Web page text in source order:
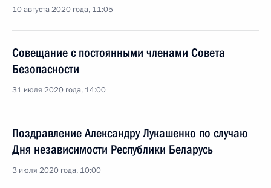
10 августа 2020 года, 11:05
Совещание с постоянными членами Совета
Безопасности
31 июля 2020 года, 14:00
Поздравление Александру Лукашенко по случаю
Дня независимости Республики Беларусь
3 июля 2020 года, 10:00